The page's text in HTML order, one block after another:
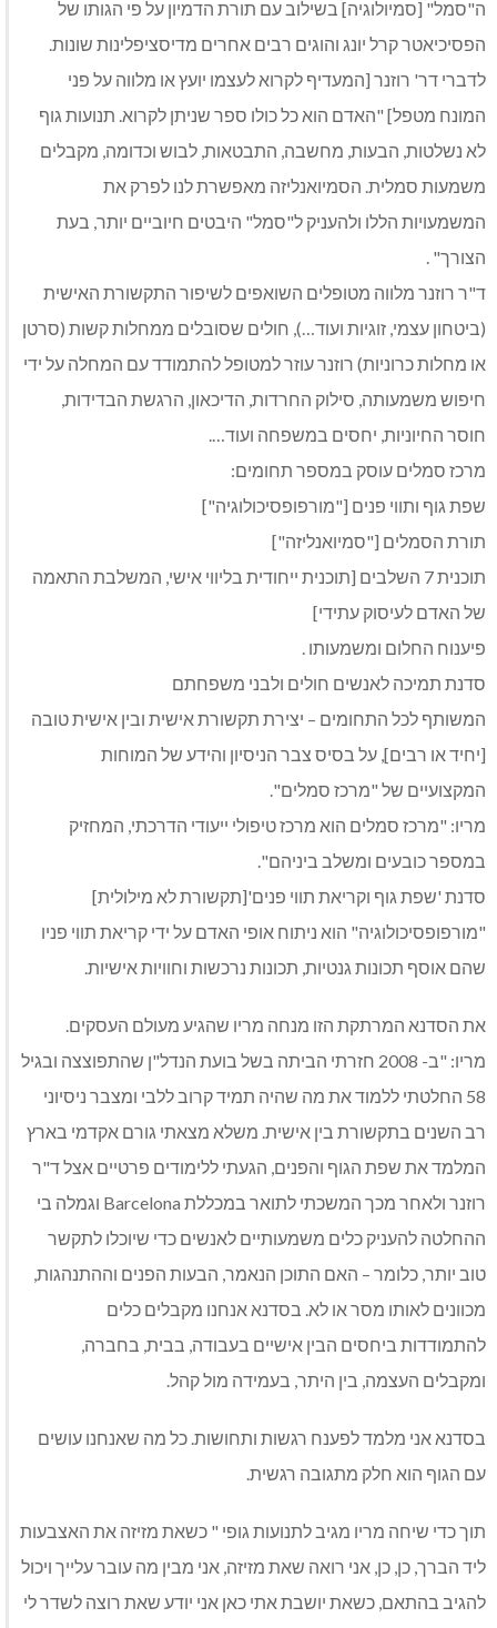
ה"סמל" [סמיולוגיה] בשילוב עם תורת הדמיון על פי הגותו של
הפסיכיאטר קרל יונג והוגים רבים אחרים מדיסציפלינות שונות.
לדברי דר' רוזנר [המעדיף לקרוא לעצמו יועץ או מלווה על פני
המונח מטפל] "האדם הוא כל כולו ספר שניתן לקרוא. תנועות גוף
לא נשלטות, הבעות, מחשבה, התבטאות, לבוש וכדומה, מקבלים
משמעות סמלית. הסמיואנליזה מאפשרת לנו לפרק את
המשמעויות הללו ולהעניק ל"סמל" היבטים חיוביים יותר, בעת
הצורך" .
ד"ר רוזנר מלווה מטופלים השואפים לשיפור התקשורת האישית
(ביטחון עצמי, זוגיות ועוד…), חולים שסובלים ממחלות קשות (סרטן
או מחלות כרוניות) רוזנר עוזר למטופל להתמודד עם המחלה על ידי
חיפוש משמעותה, סילוק החרדות, הדיכאון, הרגשת הבדידות,
חוסר החיוניות, יחסים במשפחה ועוד….
מרכז סמלים עוסק במספר תחומים:
שפת גוף ותווי פנים ["מורפופסיכולוגיה"]
תורת הסמלים ["סמיואנליזה"]
תוכנית 7 השלבים [תוכנית ייחודית בליווי אישי, המשלבת התאמה
של האדם לעיסוק עתידי]
פיענוח החלום ומשמעותו .
סדנת תמיכה לאנשים חולים ולבני משפחתם
המשותף לכל התחומים – יצירת תקשורת אישית ובין אישית טובה
[יחיד או רבים], על בסיס צבר הניסיון והידע של המוחות
המקצועיים של "מרכז סמלים".
מריו: "מרכז סמלים הוא מרכז טיפולי ייעודי הדרכתי, המחזיק
במספר כובעים ומשלב ביניהם".
סדנת 'שפת גוף וקריאת תווי פנים'[תקשורת לא מילולית]
"מורפופסיכולוגיה" הוא ניתוח אופי האדם על ידי קריאת תווי פניו
שהם אוסף תכונות גנטיות, תכונות נרכשות וחוויות אישיות.
את הסדנא המרתקת הזו מנחה מריו שהגיע מעולם העסקים.
מריו: "ב- 2008 חזרתי הביתה בשל בועת הנדל"ן שהתפוצצה ובגיל
58 החלטתי ללמוד את מה שהיה תמיד קרוב ללבי ומצבר ניסיוני
רב השנים בתקשורת בין אישית. משלא מצאתי גורם אקדמי בארץ
המלמד את שפת הגוף והפנים, הגעתי ללימודים פרטיים אצל ד"ר
רוזנר ולאחר מכך המשכתי לתואר במכללת Barcelona וגמלה בי
ההחלטה להעניק כלים משמעותיים לאנשים כדי שיוכלו לתקשר
טוב יותר, כלומר – האם התוכן הנאמר, הבעות הפנים וההתנהגות,
מכוונים לאותו מסר או לא. בסדנא אנחנו מקבלים כלים
להתמודדות ביחסים הבין אישיים בעבודה, בבית, בחברה,
ומקבלים העצמה, בין היתר, בעמידה מול קהל.
בסדנא אני מלמד לפענח רגשות ותחושות. כל מה שאנחנו עושים
עם הגוף הוא חלק מתגובה רגשית.
תוך כדי שיחה מריו מגיב לתנועות גופי " כשאת מזיזה את האצבעות
ליד הברך, כן, כן, אני רואה שאת מזיזה, אני מבין מה עובר עלייך ויכול
להגיב בהתאם, כשאת יושבת אתי כאן אני יודע שאת רוצה לשדר לי